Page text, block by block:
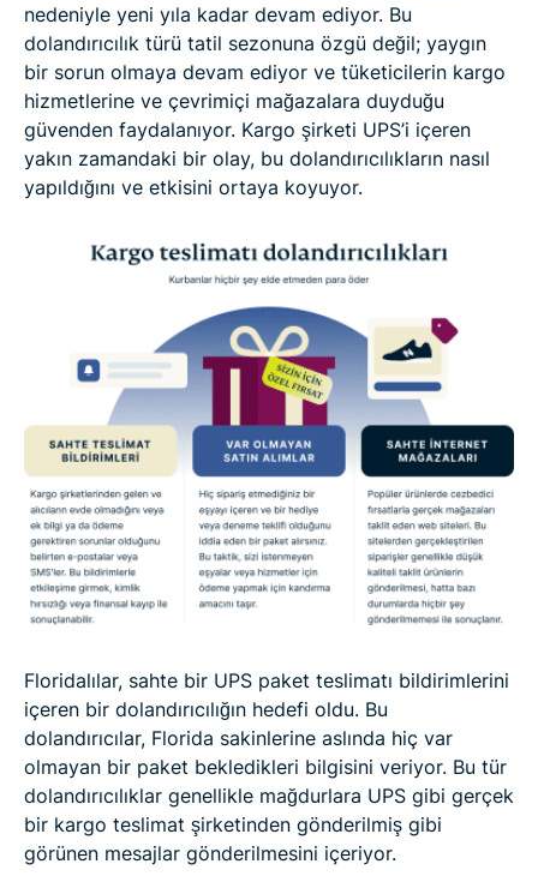
nedeniyle yeni yıla kadar devam ediyor. Bu
dolandırıcılık türü tatil sezonuna özgü değil; yaygın
bir sorun olmaya devam ediyor ve tüketicilerin kargo
hizmetlerine ve çevrimiçi mağazalara duyduğu
güvenden faydalanıyor. Kargo şirketi UPS’i içeren
yakın zamandaki bir olay, bu dolandırıcılıkların nasıl
yapıldığını ve etkisini ortaya koyuyor.
Floridalılar, sahte bir UPS paket teslimatı bildirimlerini
içeren bir dolandırıcılığın hedefi oldu. Bu
dolandırıcılar, Florida sakinlerine aslında hiç var
olmayan bir paket bekledikleri bilgisini veriyor. Bu tür
dolandırıcılıklar genellikle mağdurlara UPS gibi gerçek
bir kargo teslimat şirketinden gönderilmiş gibi
görünen mesajlar gönderilmesini içeriyor.